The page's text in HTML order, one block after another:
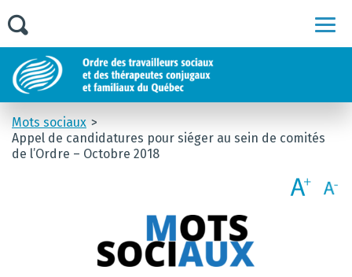
Mots sociaux
Appel de candidatures pour siéger au sein de comités
de l’Ordre – Octobre 2018